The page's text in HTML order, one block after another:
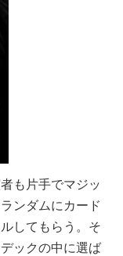
も片手でマジッ
ンダムにカード
してもらう。そ
ックの中に選ば